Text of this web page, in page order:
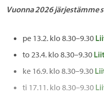
Vuonna 2026 järjestämme
pe 13.2. klo 8.30–9.30
to 23.4. klo 8.30–9.30
ke 16.9. klo 8.30–9.30
ti 17.11. klo 8.30–9.30